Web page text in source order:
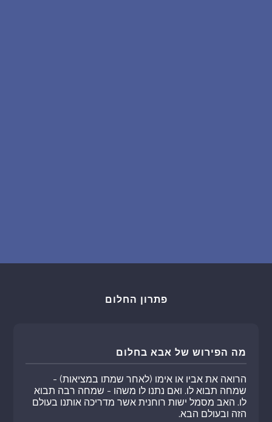
פתרון החלום
מה הפירוש של אבא בחלום
הרואה את אביו או אימו (לאחר שמתו במציאות) -
שמחה תבוא לו. ואם נתנו לו משהו - שמחה רבה תבוא
לו. האב מסמל ישות רוחנית אשר מדריכה אותנו בעולם
הזה ובעולם הבא.